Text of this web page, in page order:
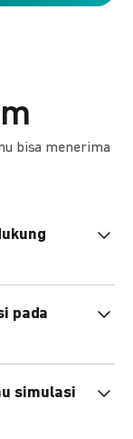
bisa menerima
pada
sesuai
simulasi